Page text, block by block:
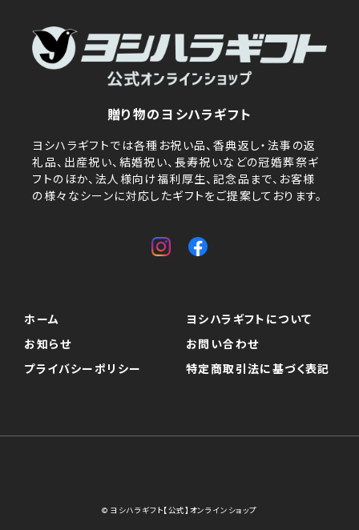
贈り物のヨシハラギフト
ヨシハラギフトでは各種お祝い品、香典返し・法事の返
礼品、出産祝い、結婚祝い、長寿祝いなどの冠婚葬祭ギ
フトのほか、法人様向け福利厚生、記念品まで、お客様
の様々なシーンに対応したギフトをご提案しております。
ホーム
ヨシハラギフトについて
お知らせ
お問い合わせ
プライバシーポリシー
特定商取引法に基づく表記
© ヨシハラギフト【公式】オンラインショップ